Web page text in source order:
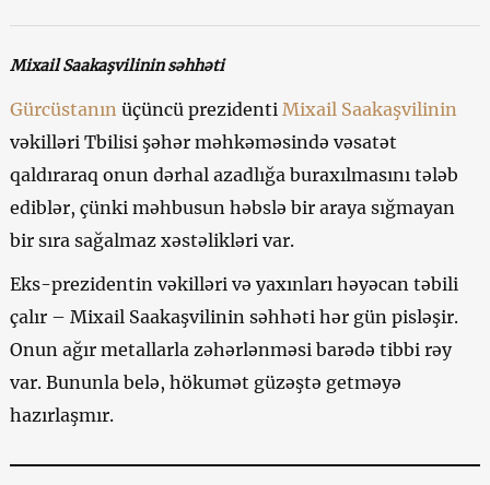
Mixail Saakaşvilinin səhhəti
Gürcüstanın üçüncü prezidenti Mixail Saakaşvilinin
vəkilləri Tbilisi şəhər məhkəməsində vəsatət
qaldıraraq onun dərhal azadlığa buraxılmasını tələb
ediblər, çünki məhbusun həbslə bir araya sığmayan
bir sıra sağalmaz xəstəlikləri var.
Eks-prezidentin vəkilləri və yaxınları həyəcan təbili
çalır – Mixail Saakaşvilinin səhhəti hər gün pisləşir.
Onun ağır metallarla zəhərlənməsi barədə tibbi rəy
var. Bununla belə, hökumət güzəştə getməyə
hazırlaşmır.